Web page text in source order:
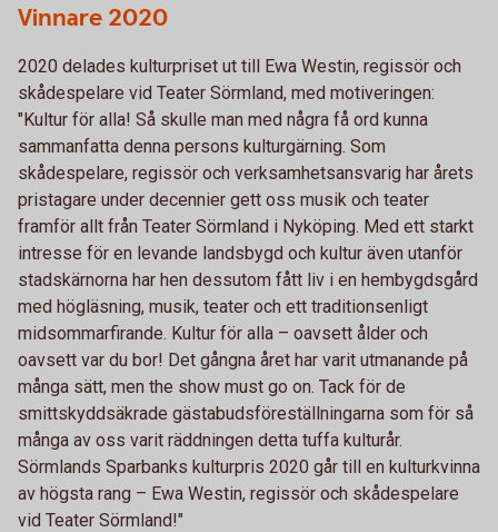
Vinnare 2020
2020 delades kulturpriset ut till Ewa Westin, regissör och
skådespelare vid Teater Sörmland, med motiveringen:
"Kultur för alla! Så skulle man med några få ord kunna
sammanfatta denna persons kulturgärning. Som
skådespelare, regissör och verksamhetsansvarig har årets
pristagare under decennier gett oss musik och teater
framför allt från Teater Sörmland i Nyköping. Med ett starkt
intresse för en levande landsbygd och kultur även utanför
stadskärnorna har hen dessutom fått liv i en hembygdsgård
med högläsning, musik, teater och ett traditionsenligt
midsommarfirande. Kultur för alla – oavsett ålder och
oavsett var du bor! Det gångna året har varit utmanande på
många sätt, men the show must go on. Tack för de
smittskyddsäkrade gästabudsföreställningarna som för så
många av oss varit räddningen detta tuffa kulturår.
Sörmlands Sparbanks kulturpris 2020 går till en kulturkvinna
av högsta rang – Ewa Westin, regissör och skådespelare
vid Teater Sörmland!"